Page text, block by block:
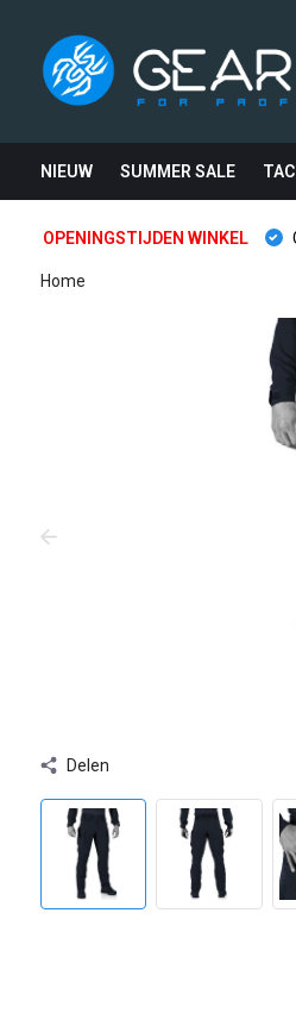
NIEUW SUMMER SALE
OPENINGSTIJDEN WINKEL
Home
Delen